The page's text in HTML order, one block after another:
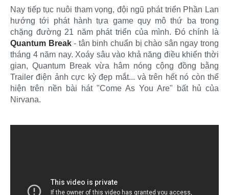
Nay tiếp tục nuôi tham vọng, đội ngũ phát triển Phần Lan
hướng tới phát hành tựa game quy mô thứ ba trong
chặng đường 21 năm phát triển của mình. Đó chính là
Quantum Break- tân binh chuẩn bị chào sân ngay trong
tháng 4 năm nay. Xoáy sâu vào khả năng điều khiển thời
gian, Quantum Break vừa hâm nóng cộng đồng bằng
Trailer điện ảnh cực kỳ đẹp mắt... và trên hết nó còn thể
hiện trên nền bài hát "Come As You Are" bất hủ của
Nirvana.